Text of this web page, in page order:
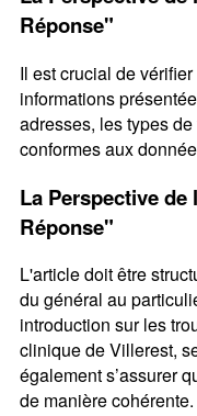
Réponse"
Il est crucial de
informations
adresses, les types
conformes aux
La Perspective
Réponse"
L'article doit être
du général au
introduction sur les
clinique de Villerest,
également s’assurer
de manière cohérente.